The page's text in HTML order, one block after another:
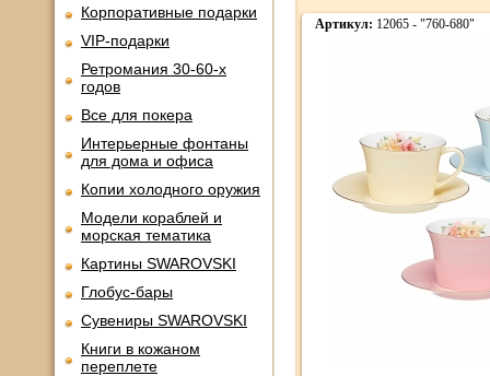
Корпоративные подарки
VIP-подарки
Ретромания 30-60-х
годов
Все для покера
Интерьерные фонтаны
для дома и офиса
Копии холодного оружия
Модели кораблей и
морская тематика
Картины SWAROVSKI
Глобус-бары
Сувениры SWAROVSKI
Книги в кожаном
переплете
Артикул: 12065 - "760-680"